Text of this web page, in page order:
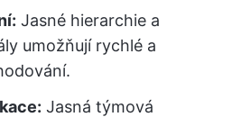
Jasné hierarchie a
umožňují rychlé a
Jasná týmová